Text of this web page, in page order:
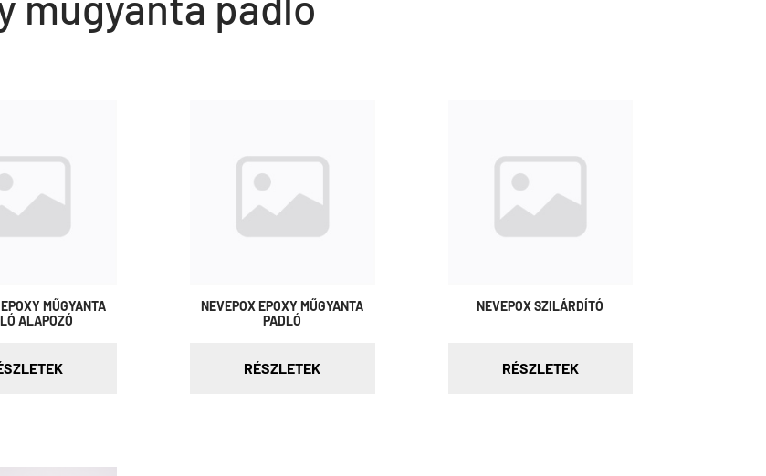
MŰGYANTA
ALAPOZÓ
NEVEPOX EPOXY MŰGYANTA
PADLÓ
RÉSZLETEK
NEVEPOX SZILÁRDÍTÓ
RÉSZLETEK